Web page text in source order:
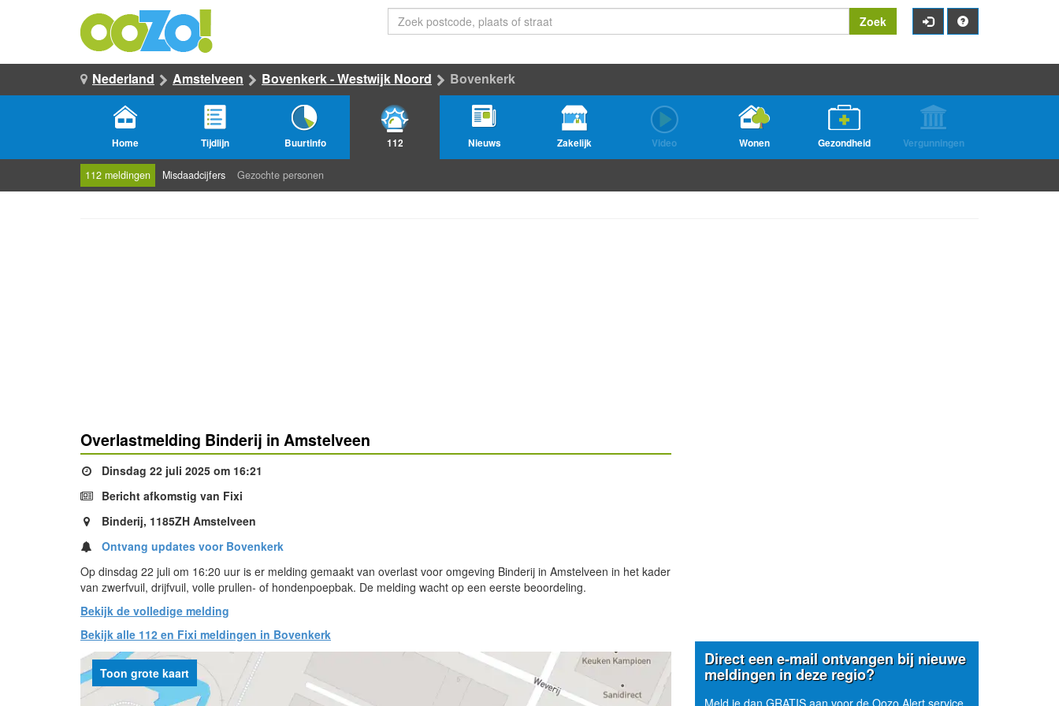
Zoek
Nederland Amstelveen Bovenkerk - Westwijk Noord Bovenkerk
Home Tijdlijn Buurtinfo 112 Nieuws Zakelijk Video Wonen Gezondheid Vergunningen
112 meldingen Misdaadcijfers Gezochte personen
Overlastmelding Binderij in Amstelveen
Dinsdag 22 juli 2025 om 16:21
Bericht afkomstig van Fixi
Binderij, 1185ZH Amstelveen
Ontvang updates voor Bovenkerk
Op dinsdag 22 juli om 16:20 uur is er melding gemaakt van overlast voor omgeving Binderij in Amstelveen in het kader
van zwerfvuil, drijfvuil, volle prullen- of hondenpoepbak. De melding wacht op een eerste beoordeling.
Bekijk de volledige melding
Bekijk alle 112 en Fixi meldingen in Bovenkerk
Toon grote kaart
Direct een e-mail ontvangen bij nieuwe
meldingen in deze regio?
Meld je dan GRATIS aan voor de Oozo Alert service